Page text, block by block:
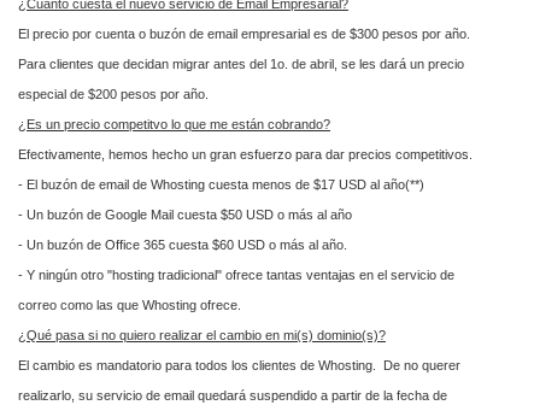
¿Cuánto cuesta el nuevo servicio de Email Empresarial?
El precio por cuenta o buzón de email empresarial es de $300 pesos por año.
Para clientes que decidan migrar antes del 1o. de abril, se les dará un precio
especial de $200 pesos por año.
¿Es un precio competitvo lo que me están cobrando?
Efectivamente, hemos hecho un gran esfuerzo para dar precios competitivos.
- El buzón de email de Whosting cuesta menos de $17 USD al año(**)
- Un buzón de Google Mail cuesta $50 USD o más al año
- Un buzón de Office 365 cuesta $60 USD o más al año.
- Y ningún otro "hosting tradicional" ofrece tantas ventajas en el servicio de
correo como las que Whosting ofrece.
¿Qué pasa si no quiero realizar el cambio en mi(s) dominio(s)?
El cambio es mandatorio para todos los clientes de Whosting. De no querer
realizarlo, su servicio de email quedará suspendido a partir de la fecha de